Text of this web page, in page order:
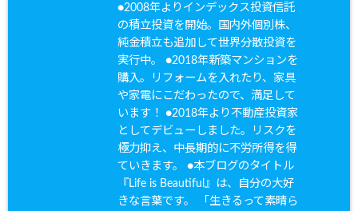
●2008年よりインデックス投資信託
の積立投資を開始。国内外個別株、
純金積立も追加して世界分散投資を
実行中。 ●2018年新築マンションを
購入。リフォームを入れたり、家具
や家電にこだわったので、満足して
います！ ●2018年より不動産投資家
としてデビューしました。リスクを
極力抑え、中長期的に不労所得を得
ていきます。 ●本ブログのタイトル
『Life is Beautiful』は、自分の大好
きな言葉です。 「生きるって素晴ら